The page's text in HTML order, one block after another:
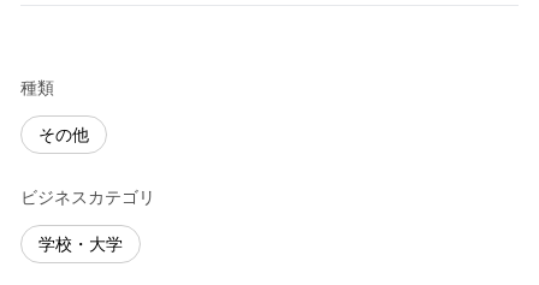
種類
その他
ビジネスカテゴリ
学校・大学